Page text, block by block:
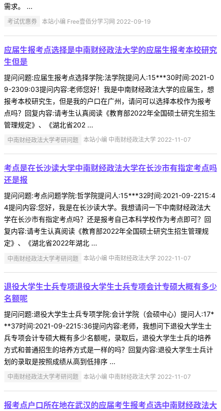
需求。 ...
考试优惠券 本站小编 Free壹佰分学习网 2022-09-19
应届生报考点选择是中南财经政法大学的应届生报考本校研究
生但是
提问问题:应届生报考点选择学院:法学院提问人:15***30时间:2021-0
9-2309:03提问内容:老师您好！我是中南财经政法大学的应届生，想
报考本校研究生，但是我的户口在广州，请问可以选择本校作为报考
点吗？回复内容:请考生认真阅读《教育部2022年全国硕士研究生招生
管理规定》、《湖北省202 ...
中南财经政法大学考研问题 本站小编 中南财经政法大学 2022-11-07
考点是在长沙读大学中南财经政法大学在长沙市有指定考点吗
还是报
提问问题:考点问题学院:哲学院提问人:15***32时间:2021-09-2215:4
4提问内容:您好，我是在长沙读大学。我想请问一下中南财经政法大
学在长沙市有指定考点吗？还是报考自己本科学校作为考点即可？回
复内容:请考生认真阅读《教育部2022年全国硕士研究生招生管理规
定》、《湖北省2022年湖北 ...
中南财经政法大学考研问题 本站小编 中南财经政法大学 2022-11-07
退役大学生士兵专项退役大学生士兵专项会计专硕大概有多少
名额呢
提问问题:退役大学生士兵专项学院:会计学院（会硕中心）提问人:17*
**37时间:2021-09-2215:36提问内容:老师，我想问下退役大学生士
兵专项会计专硕大概有多少名额呢，录取后，退役大学生士兵的培养
方式和普通招生的培养方式是一样的吗？回复内容:退役大学生士兵计
划的录取是按照成绩从高到低排序 ...
中南财经政法大学考研问题 本站小编 中南财经政法大学 2022-11-07
报考点户口所在地在武汉的应届考生报考点选中南财经政法大